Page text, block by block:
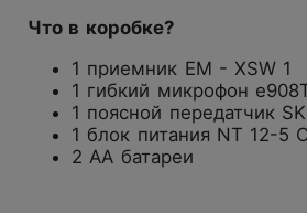
Что в коробке?
1 приемник EM - XSW 1
1 гибкий микрофон
1 поясной передатчик
1 блок питания NT 12-5
2 AA батареи